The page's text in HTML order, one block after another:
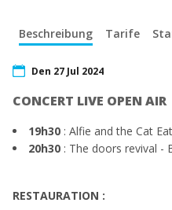
Beschreibung Tarife
Den 27 Jul 2024
CONCERT LIVE OPEN AIR
19h30 : Alfie and the Cat
20h30 : The doors revival -
RESTAURATION :